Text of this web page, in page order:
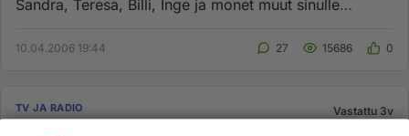
Sandra, Teresa, Billi, Inge ja monet muut sinulle
10.04.2006 19:44 27 15686 0
TV JA RADIO Vastattu 3v